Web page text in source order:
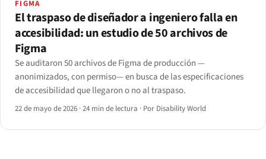
FIGMA
El traspaso de diseñador a ingeniero falla en
accesibilidad: un estudio de 50 archivos de
Figma
Se auditaron 50 archivos de Figma de producción —
anonimizados, con permiso— en busca de las especificaciones
de accesibilidad que llegaron o no al traspaso.
22 de mayo de 2026 ·24 min de lectura · Por Disability World